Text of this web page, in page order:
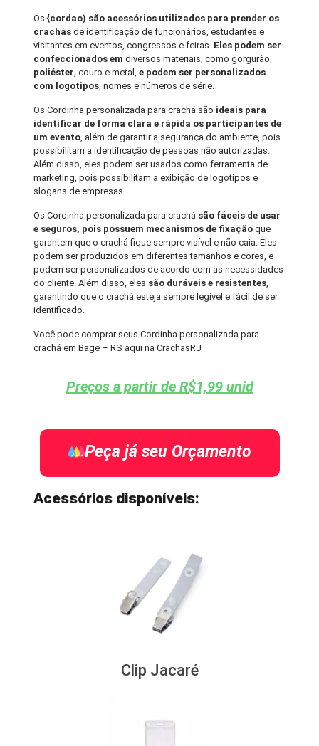
Os {cordao) são acessórios utilizados para prender os
crachás de identificação de funcionários, estudantes e
visitantes em eventos, congressos e feiras. Eles podem ser
confeccionados emdiversos materiais, como gorgurão,
poliéster, couro e metal,e podem ser personalizados
com logotipos, nomes e números de série.
Os Cordinha personalizada para crachá são ideais para
identificar de forma clara e rápida os participantes de
um evento, além de garantir a segurança do ambiente, pois
possibilitam a identificação de pessoas não autorizadas.
Além disso, eles podem ser usados como ferramenta de
marketing, pois possibilitam a exibição de logotipos e
slogans de empresas.
Os Cordinha personalizada para crachá são fáceis de usar
e seguros, pois possuem mecanismos de fixação que
garantem que o crachá fique sempre visível e não caia. Eles
podem ser produzidos em diferentes tamanhos e cores, e
podem ser personalizados de acordo com as necessidades
do cliente. Além disso, eles são duráveis e resistentes,
garantindo que o crachá esteja sempre legível e fácil de ser
identificado.
Você pode comprar seus Cordinha personalizada para
crachá em Bage – RS aqui na CrachasRJ
Preços a partir de R$1,99 unid
Peça já seu Orçamento
Acessórios disponíveis:
Clip Jacaré